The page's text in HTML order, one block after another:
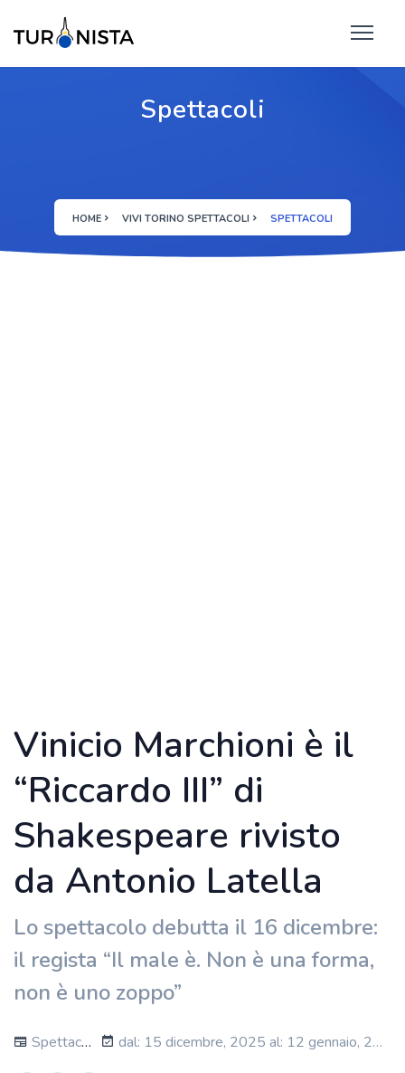
Spettacoli
HOME VIVI TORINO SPETTACOLI SPETTACOLI
Vinicio Marchioni è il
“Riccardo III” di
Shakespeare rivisto
da Antonio Latella
Lo spettacolo debutta il 16 dicembre:
il regista “Il male è. Non è una forma,
non è uno zoppo”
Spettacoli dal: 15 dicembre, 2025 al: 12 gennaio, 2026